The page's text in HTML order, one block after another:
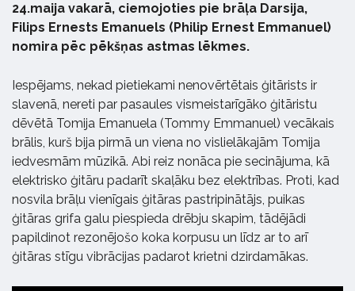
24.maija vakarā, ciemojoties pie brāļa Darsija,
Filips Ernests Emanuels (Philip Ernest Emmanuel)
nomira pēc pēkšņas astmas lēkmes.
Iespējams, nekad pietiekami nenovērtētais ģitārists ir
slavenā, nereti par pasaules vismeistarīgāko ģitāristu
dēvētā Tomija Emanuela (Tommy Emmanuel) vecākais
brālis, kurš bija pirmā un viena no vislielākajām Tomija
iedvesmām mūzikā. Abi reiz nonāca pie secinājuma, kā
elektrisko ģitāru padarīt skaļāku bez elektrības. Proti, kad
nosvila brāļu vienīgais ģitāras pastripinātājs, puikas
ģitāras grifa galu piespieda drēbju skapim, tādējādi
papildinot rezonējošo koka korpusu un līdz ar to arī
ģitāras stīgu vibrācijas padarot krietni dzirdamākas.